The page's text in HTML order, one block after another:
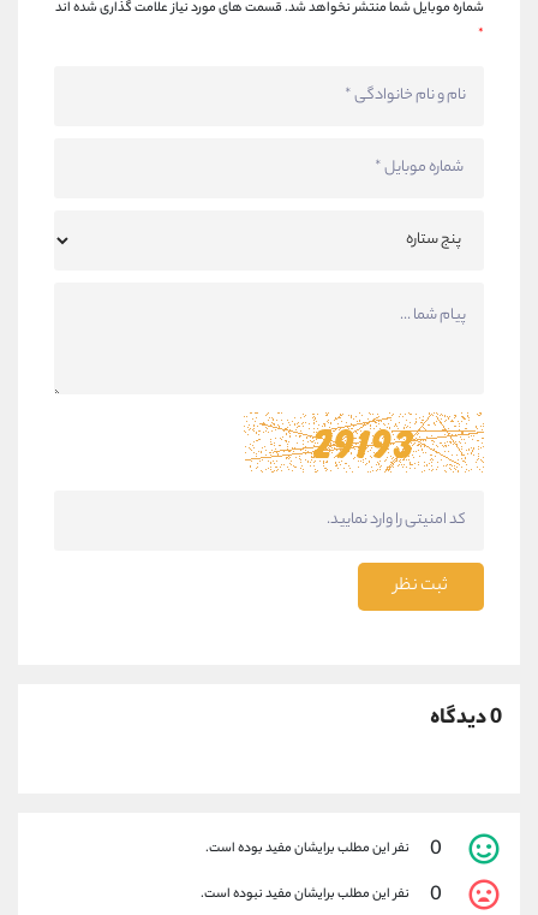
شماره موبایل شما منتشر نخواهد شد.قسمت های مورد نیاز علامت گذاری شده اند
*
ثبت نظر
0 دیدگاه
0 نفر این مطلب برایشان مفید بوده است.
0 نفر این مطلب برایشان مفید نبوده است.